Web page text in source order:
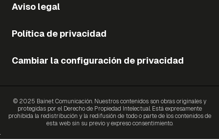
Aviso legal
Política de privacidad
Cambiar la configuración de privacidad
© 2025 Bainet Comunicación. Nuestros contenidos son obras originales y
protegidas por el Derecho de Propiedad Intelectual. Está expresamente
prohibida la redistribución y la redifusión de todo o parte de los contenidos de
esta web sin su previo y expreso consentimiento.